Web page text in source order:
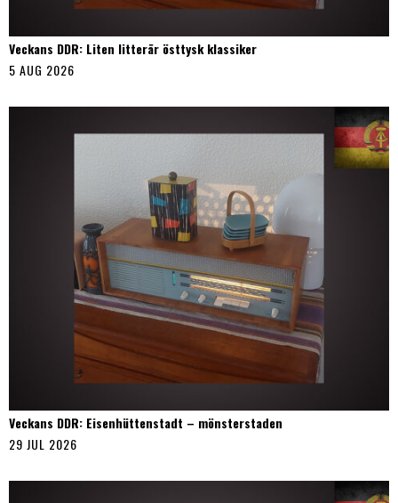
Veckans DDR: Liten litterär östtysk klassiker
5 AUG 2026
Veckans DDR: Eisenhüttenstadt – mönsterstaden
29 JUL 2026